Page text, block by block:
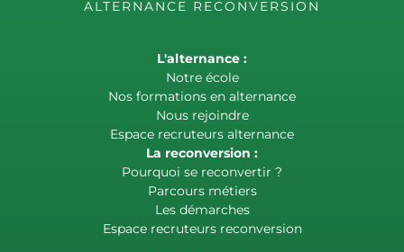
ALTERNANCE RECONVERSION
L'alternance :
Notre école
Nos formations en alternance
Nous rejoindre
Espace recruteurs alternance
La reconversion :
Pourquoi se reconvertir ?
Parcours métiers
Les démarches
Espace recruteurs reconversion